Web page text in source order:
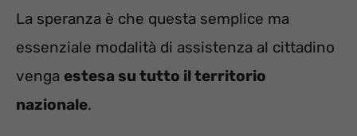
La speranza è che questa semplice ma
essenziale modalità di assistenza al cittadino
venga estesa su tutto il territorio
nazionale.